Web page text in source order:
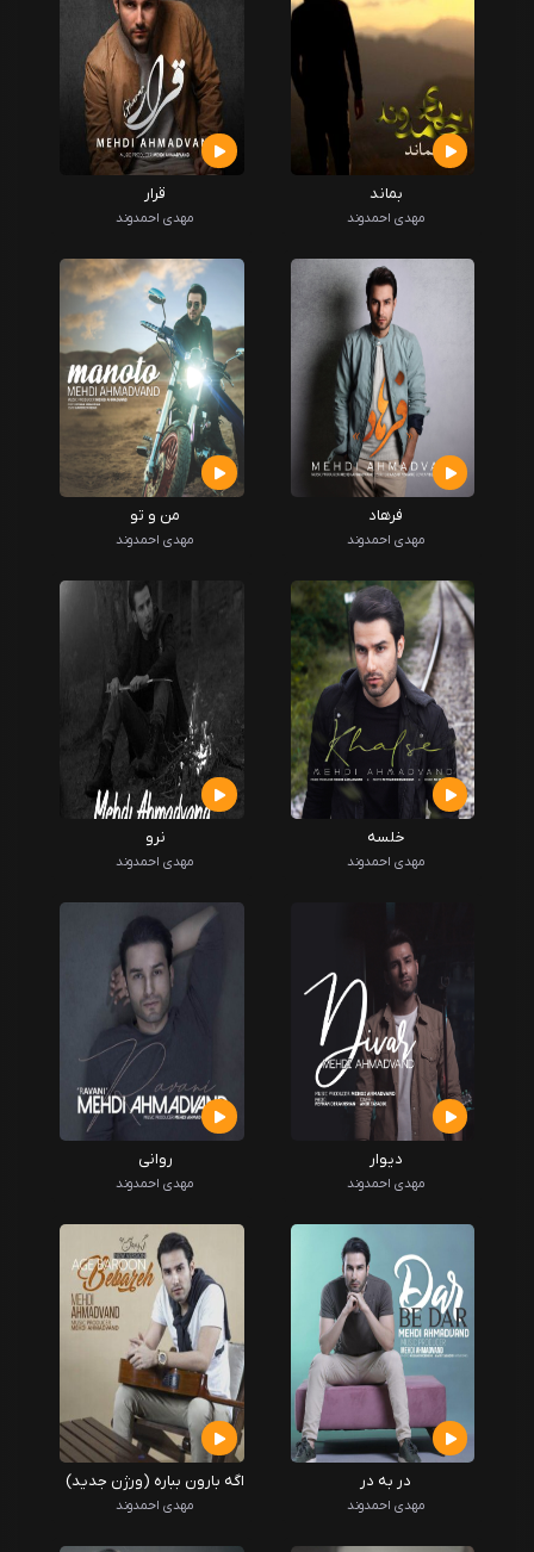
بماند
مهدی احمدوند
قرار
مهدی احمدوند
فرهاد
مهدی احمدوند
من و تو
مهدی احمدوند
خلسه
مهدی احمدوند
نرو
مهدی احمدوند
دیوار
مهدی احمدوند
روانی
مهدی احمدوند
در به در
مهدی احمدوند
اگه بارون بباره (ورژن جدید)
مهدی احمدوند